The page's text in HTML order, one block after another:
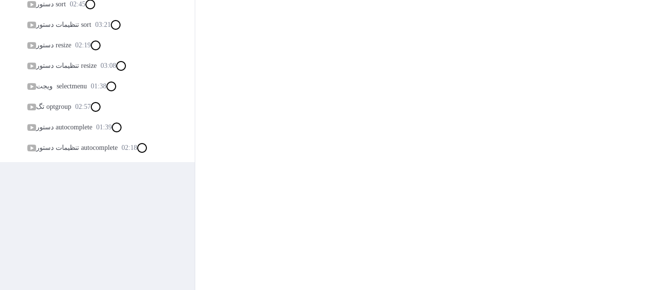
دستور sort 02:45
تنظیمات دستور sort 03:21
دستور resize 02:19
تنظیمات دستور resize 03:08
ویجت selectmenu 01:38
تگ optgroup 02:57
دستور autocomplete 01:39
تنظیمات دستور autocomplete 02:18